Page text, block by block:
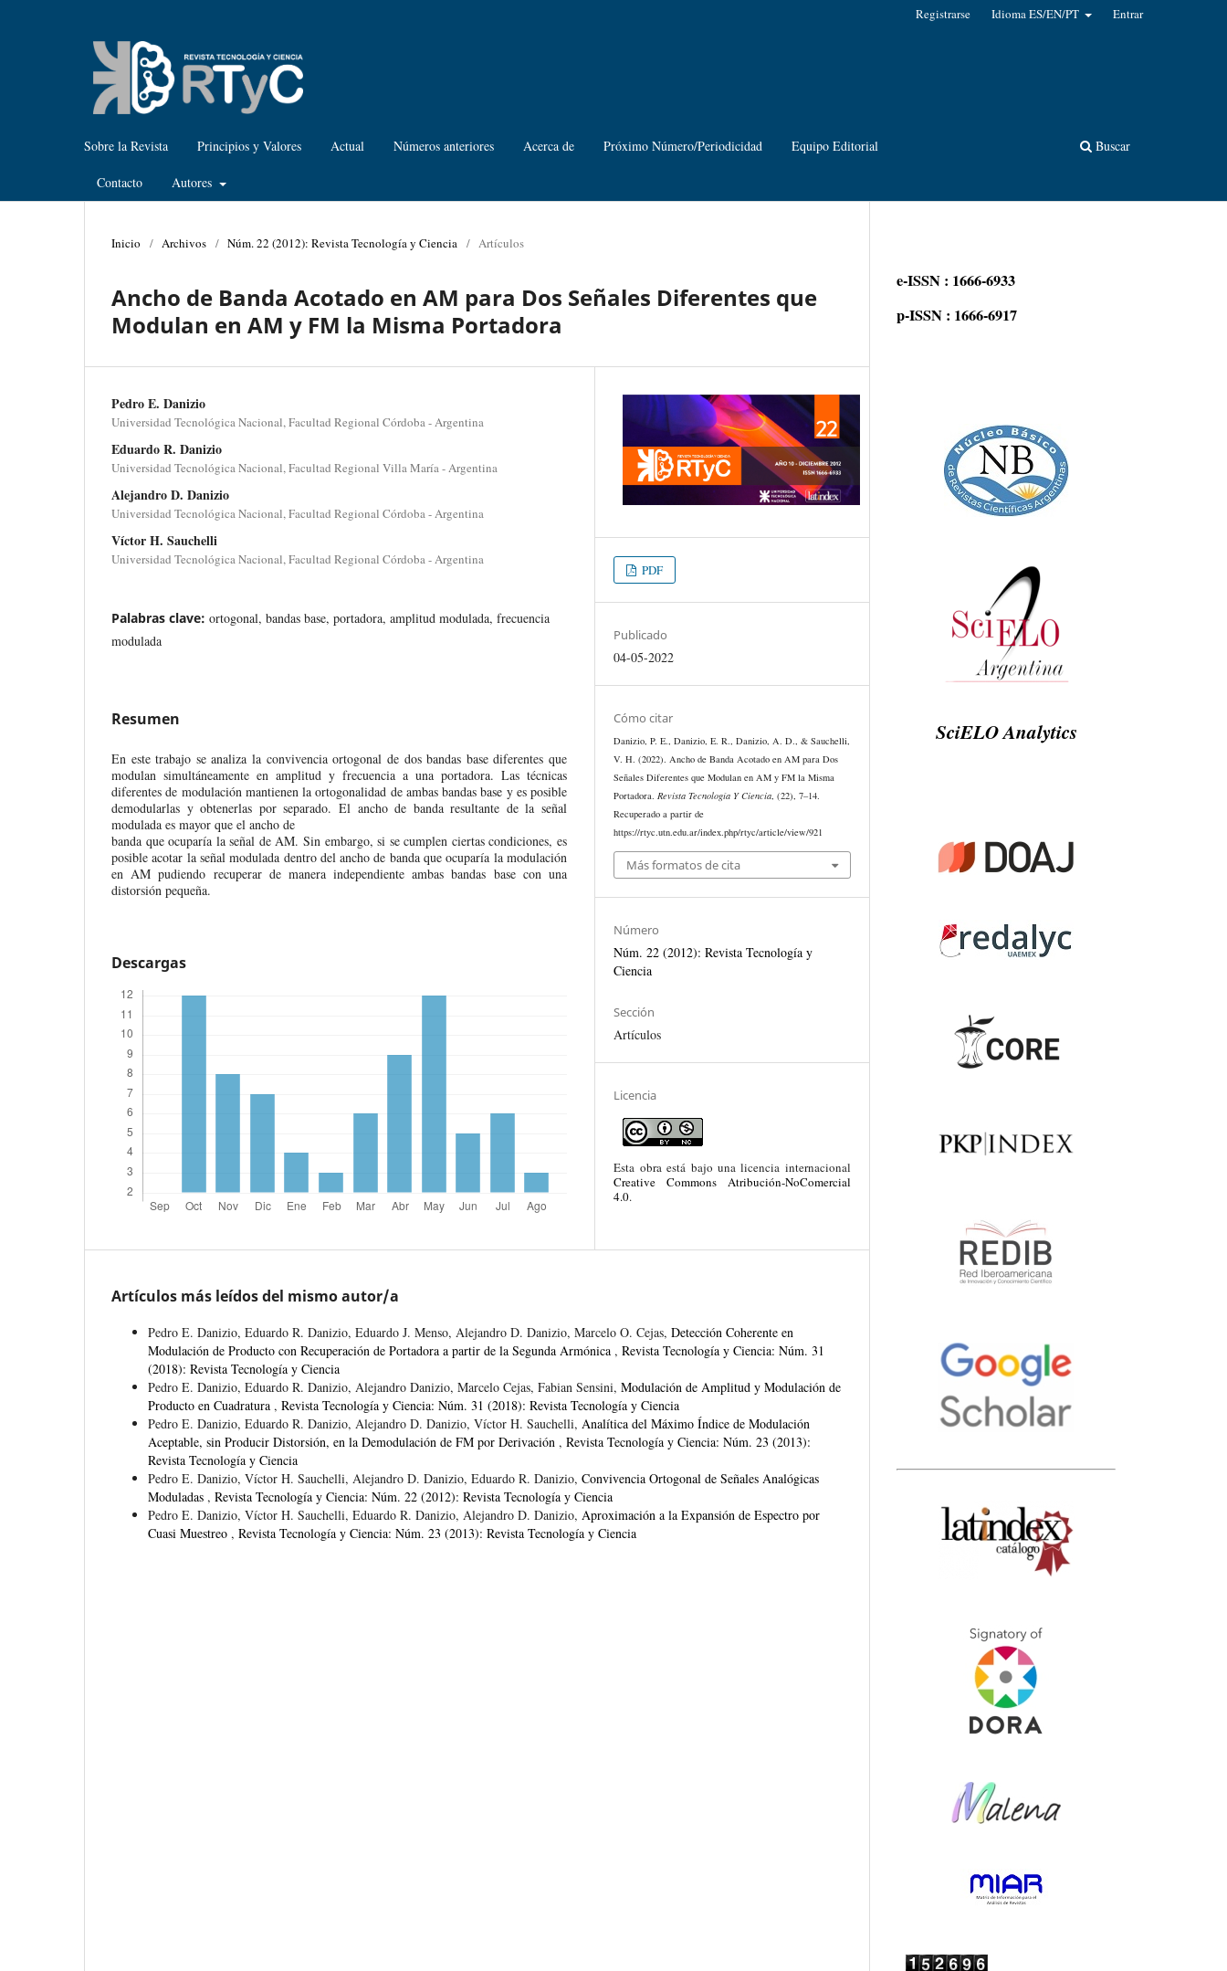
Sobre la Revista Principios y Valores Actual Números anteriores Acerca de Próximo Número/Periodicidad Equipo Editorial
Contacto Autores
Buscar
Registrarse Idioma ES/EN/PT Entrar
Inicio / Archivos / Núm. 22 (2012): Revista Tecnología y Ciencia / Artículos
Ancho de Banda Acotado en AM para Dos Señales Diferentes que
Modulan en AM y FM la Misma Portadora
Pedro E. Danizio
Universidad Tecnológica Nacional, Facultad Regional Córdoba - Argentina
Eduardo R. Danizio
Universidad Tecnológica Nacional, Facultad Regional Villa María - Argentina
Alejandro D. Danizio
Universidad Tecnológica Nacional, Facultad Regional Córdoba - Argentina
Víctor H. Sauchelli
Universidad Tecnológica Nacional, Facultad Regional Córdoba - Argentina
Palabras clave: ortogonal, bandas base, portadora, amplitud modulada, frecuencia
modulada
Resumen
En este trabajo se analiza la convivencia ortogonal de dos bandas base diferentes que
modulan simultáneamente en amplitud y frecuencia a una portadora. Las técnicas
diferentes de modulación mantienen la ortogonalidad de ambas bandas base y es posible
demodularlas y obtenerlas por separado. El ancho de banda resultante de la señal
modulada es mayor que el ancho de
banda que ocuparía la señal de AM. Sin embargo, si se cumplen ciertas condiciones, es
posible acotar la señal modulada dentro del ancho de banda que ocuparía la modulación
en AM pudiendo recuperar de manera independiente ambas bandas base con una
distorsión pequeña.
Descargas
PDF
Publicado
04-05-2022
Cómo citar
Danizio, P. E., Danizio, E. R., Danizio, A. D., & Sauchelli,
V. H. (2022). Ancho de Banda Acotado en AM para Dos
Señales Diferentes que Modulan en AM y FM la Misma
Portadora.Revista Tecnología Y Ciencia, (22), 7–14.
Recuperado a partir de
https://rtyc.utn.edu.ar/index.php/rtyc/article/view/921
Más formatos de cita
Número
Núm. 22 (2012): Revista Tecnología y
Ciencia
Sección
Artículos
Licencia
Esta obra está bajo una licencia internacional
Creative Commons Atribución-NoComercial
4.0.
Artículos más leídos del mismo autor/a
Pedro E. Danizio, Eduardo R. Danizio, Eduardo J. Menso, Alejandro D. Danizio, Marcelo O. Cejas, Detección Coherente en
Modulación de Producto con Recuperación de Portadora a partir de la Segunda Armónica , Revista Tecnología y Ciencia: Núm. 31
(2018): Revista Tecnología y Ciencia
Pedro E. Danizio, Eduardo R. Danizio, Alejandro Danizio, Marcelo Cejas, Fabian Sensini, Modulación de Amplitud y Modulación de
Producto en Cuadratura , Revista Tecnología y Ciencia: Núm. 31 (2018): Revista Tecnología y Ciencia
Pedro E. Danizio, Eduardo R. Danizio, Alejandro D. Danizio, Víctor H. Sauchelli, Analítica del Máximo Índice de Modulación
Aceptable, sin Producir Distorsión, en la Demodulación de FM por Derivación , Revista Tecnología y Ciencia: Núm. 23 (2013):
Revista Tecnología y Ciencia
Pedro E. Danizio, Víctor H. Sauchelli, Alejandro D. Danizio, Eduardo R. Danizio, Convivencia Ortogonal de Señales Analógicas
Moduladas , Revista Tecnología y Ciencia: Núm. 22 (2012): Revista Tecnología y Ciencia
Pedro E. Danizio, Víctor H. Sauchelli, Eduardo R. Danizio, Alejandro D. Danizio, Aproximación a la Expansión de Espectro por
Cuasi Muestreo , Revista Tecnología y Ciencia: Núm. 23 (2013): Revista Tecnología y Ciencia
e-ISSN : 1666-6933
p-ISSN : 1666-6917
SciELO Analytics